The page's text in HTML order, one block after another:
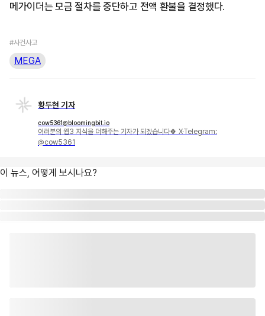
메가이더는 모금 절차를 중단하고 전액 환불을 결정했다.
#사건사고
MEGA
황두현 기자
cow5361@bloomingbit.io
여러분의 웹3 지식을 더해주는 기자가 되겠습니다🍀 X·Telegram:
@cow5361
이 뉴스, 어떻게 보시나요?